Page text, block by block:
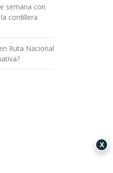
semana con
cordillera
Ruta Nacional
X